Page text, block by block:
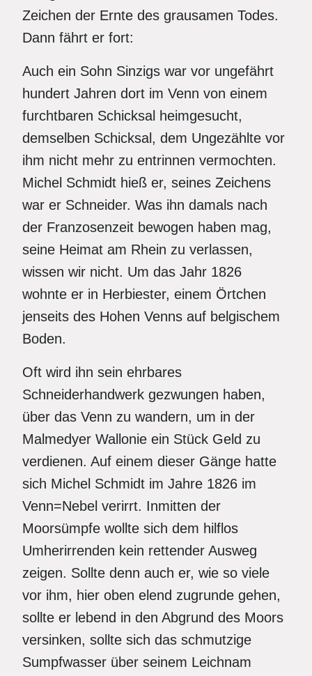
Zeichen der Ernte des grausamen Todes.
Dann fährt er fort:
Auch ein Sohn Sinzigs war vor ungefährt
hundert Jahren dort im Venn von einem
furchtbaren Schicksal heimgesucht,
demselben Schicksal, dem Ungezählte vor
ihm nicht mehr zu entrinnen vermochten.
Michel Schmidt hieß er, seines Zeichens
war er Schneider. Was ihn damals nach
der Franzosenzeit bewogen haben mag,
seine Heimat am Rhein zu verlassen,
wissen wir nicht. Um das Jahr 1826
wohnte er in Herbiester, einem Örtchen
jenseits des Hohen Venns auf belgischem
Boden.
Oft wird ihn sein ehrbares
Schneiderhandwerk gezwungen haben,
über das Venn zu wandern, um in der
Malmedyer Wallonie ein Stück Geld zu
verdienen. Auf einem dieser Gänge hatte
sich Michel Schmidt im Jahre 1826 im
Venn=Nebel verirrt. Inmitten der
Moorsümpfe wollte sich dem hilflos
Umherirrenden kein rettender Ausweg
zeigen. Sollte denn auch er, wie so viele
vor ihm, hier oben elend zugrunde gehen,
sollte er lebend in den Abgrund des Moors
versinken, sollte sich das schmutzige
Sumpfwasser über seinem Leichnam